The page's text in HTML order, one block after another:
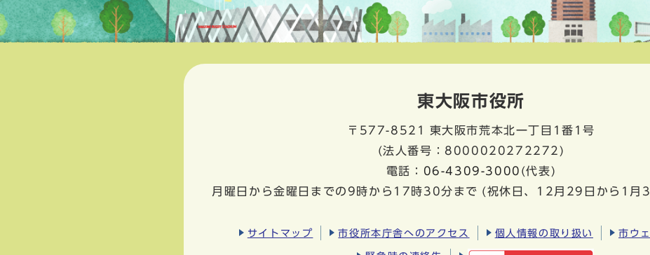
東大阪市役所
〒577-8521
東大阪市荒本北一丁目1番1号
(法人番号：8000020272272)
電話： 06-4309-3000 (代表)
月曜日から金曜日までの9時から17時30分まで (祝休日、12月29日から1月
サイトマップ 市役所本庁舎へのアクセス 個人情報の取り扱い 市ウ